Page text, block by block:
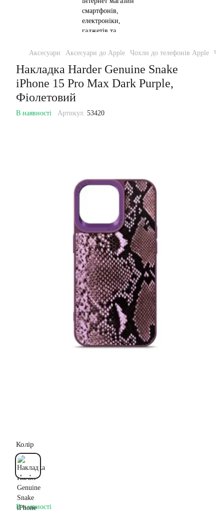
Аксесуари Аксесуари до Apple Чохли до телефонів Apple
Накладка Harder Genuine Snake
iPhone 15 Pro Max Dark Purple,
Фіолетовий
В наявності Артикул: 53420
Колір
В наявності